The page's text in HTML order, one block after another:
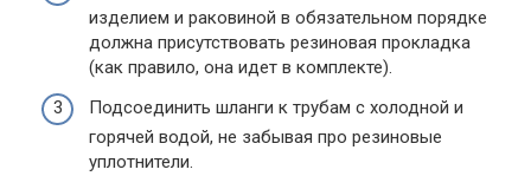
изделием и раковиной в обязательном порядке
должна присутствовать резиновая прокладка
(как правило, она идет в комплекте).
Подсоединить шланги к трубам с холодной и
горячей водой, не забывая про резиновые
уплотнители.